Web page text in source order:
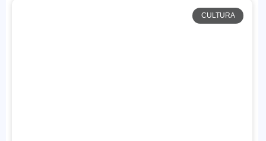
CULTURA